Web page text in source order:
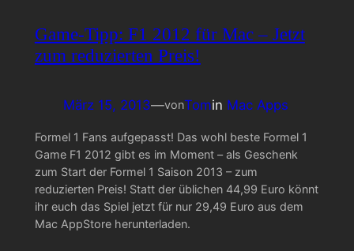
Game-Tipp: F1 2012 für Mac – Jetzt
zum reduzierten Preis!
März 15, 2013—vonTomin Mac Apps
Formel 1 Fans aufgepasst! Das wohl beste Formel 1
Game F1 2012 gibt es im Moment – als Geschenk
zum Start der Formel 1 Saison 2013 – zum
reduzierten Preis! Statt der üblichen 44,99 Euro könnt
ihr euch das Spiel jetzt für nur 29,49 Euro aus dem
Mac AppStore herunterladen.